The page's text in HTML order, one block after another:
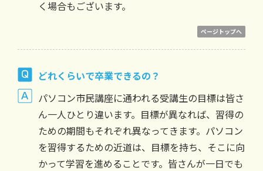
く場合もございます。
ページトップへ
どれくらいで卒業できるの？
パソコン市民講座に通われる受講生の目標は皆さ
ん一人ひとり違います。目標が異なれば、習得の
ための期間もそれぞれ異なってきます。パソコン
を習得するための近道は、目標を持ち、そこに向
かって学習を進めることです。皆さんが一日でも